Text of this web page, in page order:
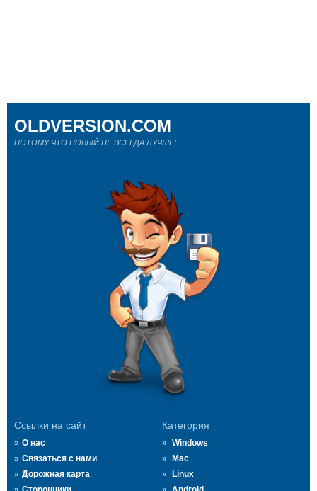
Ссылки на сайт
О нас
Связаться с нами
Дорожная карта
Категория
Windows
Mac
Linux
OLDVERSION.COM
ПОТОМУ ЧТО НОВЫЙ НЕ ВСЕГДА ЛУЧШЕ!